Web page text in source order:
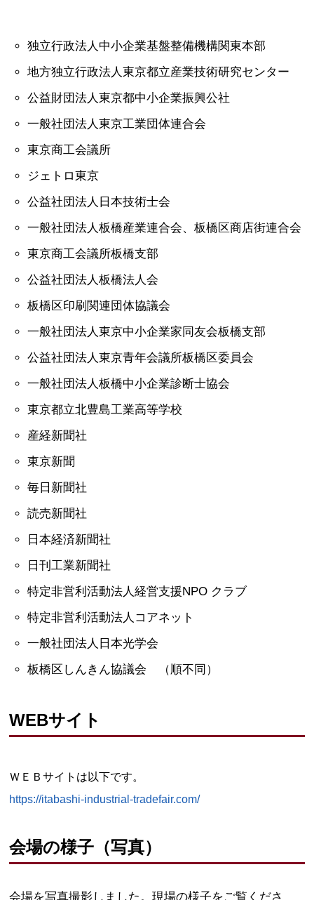
独立行政法人中小企業基盤整備機構関東本部
地方独立行政法人東京都立産業技術研究センター
公益財団法人東京都中小企業振興公社
一般社団法人東京工業団体連合会
東京商工会議所
ジェトロ東京
公益社団法人日本技術士会
一般社団法人板橋産業連合会、板橋区商店街連合会
東京商工会議所板橋支部
公益社団法人板橋法人会
板橋区印刷関連団体協議会
一般社団法人東京中小企業家同友会板橋支部
公益社団法人東京青年会議所板橋区委員会
一般社団法人板橋中小企業診断士協会
東京都立北豊島工業高等学校
産経新聞社
東京新聞
毎日新聞社
読売新聞社
日本経済新聞社
日刊工業新聞社
特定非営利活動法人経営支援NPO クラブ
特定非営利活動法人コアネット
一般社団法人日本光学会
板橋区しんきん協議会 （順不同）
WEBサイト
ＷＥＢサイトは以下です。
https://itabashi-industrial-tradefair.com/
会場の様子（写真）
会場を写真撮影しました。現場の様子をご覧くださ